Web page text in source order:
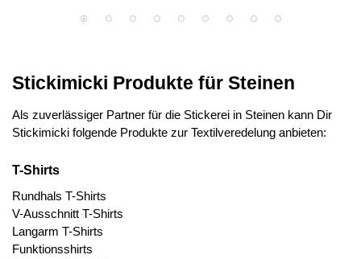
Stickimicki Produkte für Steinen
Als zuverlässiger Partner für die Stickerei in Steinen kann Dir
Stickimicki folgende Produkte zur Textilveredelung anbieten:
T-Shirts
Rundhals T-Shirts
V-Ausschnitt T-Shirts
Langarm T-Shirts
Funktionsshirts